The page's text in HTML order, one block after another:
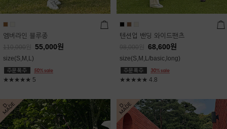
엠버라인 블루종
110,000 55,000원
size(S,M,L)
★★★★★ 5
텐션업 밴딩 와이드팬츠
98,000 68,600원
size(S,M,L/basic,long)
★★★★★ 4.8